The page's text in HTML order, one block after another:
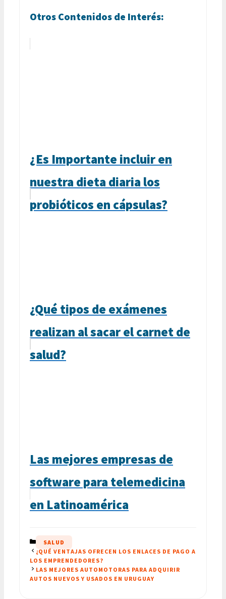
Otros Contenidos de Interés:
¿Es Importante incluir en
nuestra dieta diaria los
probióticos en cápsulas?
¿Qué tipos de exámenes
realizan al sacar el carnet de
salud?
Las mejores empresas de
software para telemedicina
en Latinoamérica
CATEGORÍAS
SALUD
¿QUÉ VENTAJAS OFRECEN LOS ENLACES DE PAGO A
LOS EMPRENDEDORES?
LAS MEJORES AUTOMOTORAS PARA ADQUIRIR
AUTOS NUEVOS Y USADOS EN URUGUAY